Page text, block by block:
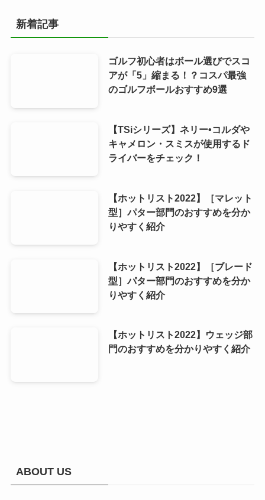
新着記事
ゴルフ初心者はボール選びでスコ
アが「5」縮まる！？コスパ最強
のゴルフボールおすすめ9選
【TSiシリーズ】ネリー•コルダや
キャメロン・スミスが使用するド
ライバーをチェック！
【ホットリスト2022】［マレット
型］パター部門のおすすめを分か
りやすく紹介
【ホットリスト2022】［ブレード
型］パター部門のおすすめを分か
りやすく紹介
【ホットリスト2022】ウェッジ部
門のおすすめを分かりやすく紹介
ABOUT US